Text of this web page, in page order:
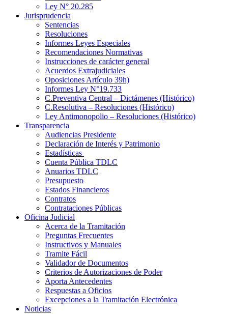
Ley N° 20.285
Jurisprudencia
Sentencias
Resoluciones
Informes Leyes Especiales
Recomendaciones Normativas
Instrucciones de carácter general
Acuerdos Extrajudiciales
Oposiciones Artículo 39h)
Informes Ley N°19.733
C.Preventiva Central – Dictámenes (Histórico)
C.Resolutiva – Resoluciones (Histórico)
Ley Antimonopolio – Resoluciones (Histórico)
Transparencia
Audiencias Presidente
Declaración de Interés y Patrimonio
Estadísticas
Cuenta Pública TDLC
Anuarios TDLC
Presupuesto
Estados Financieros
Contratos
Contrataciones Públicas
Oficina Judicial
Acerca de la Tramitación
Preguntas Frecuentes
Instructivos y Manuales
Tramite Fácil
Validador de Documentos
Criterios de Autorizaciones de Poder
Aporta Antecedentes
Respuestas a Oficios
Excepciones a la Tramitación Electrónica
Noticias